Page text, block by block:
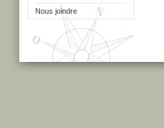
Nous joindre